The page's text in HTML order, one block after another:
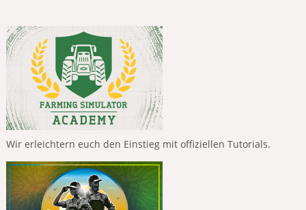
Wir erleichtern euch den Einstieg mit offiziellen Tutorials.